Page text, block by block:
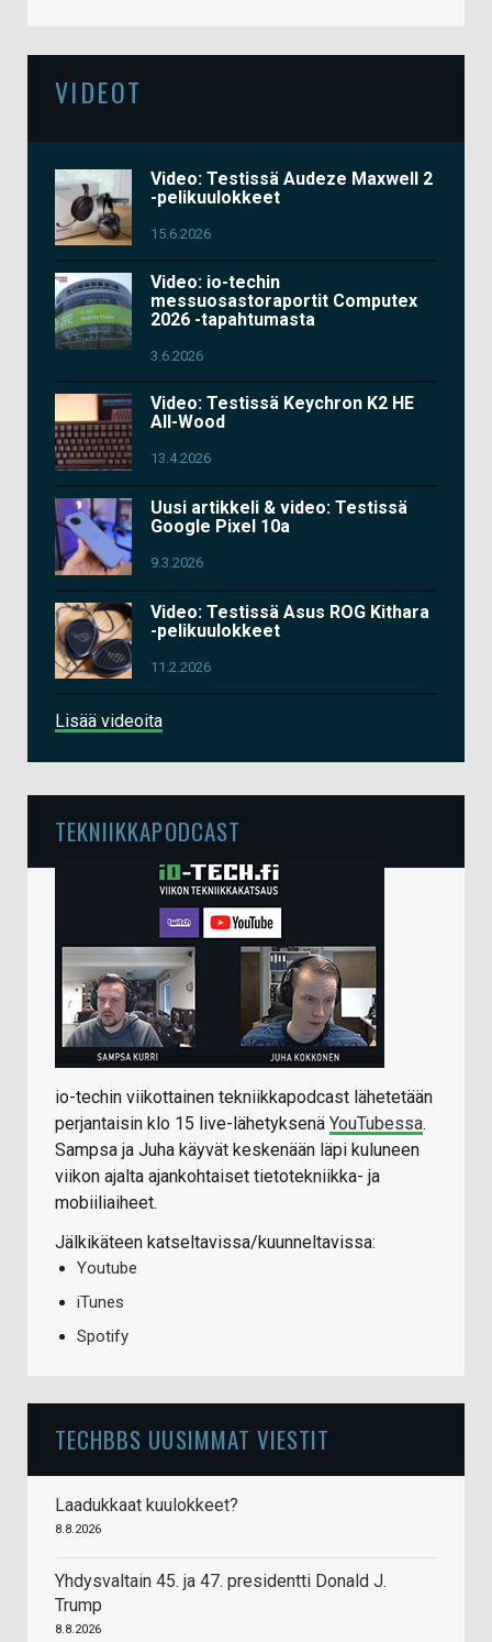
VIDEOT
Video: Testissä Audeze Maxwell 2
-pelikuulokkeet
15.6.2026
Video: io-techin
messuosastoraportit Computex
2026 -tapahtumasta
3.6.2026
Video: Testissä Keychron K2 HE
All-Wood
13.4.2026
Uusi artikkeli & video: Testissä
Google Pixel 10a
9.3.2026
Video: Testissä Asus ROG Kithara
-pelikuulokkeet
11.2.2026
Lisää videoita
TEKNIIKKAPODCAST
io-techin viikottainen tekniikkapodcast lähetetään
perjantaisin klo 15 live-lähetyksenä YouTubessa.
Sampsa ja Juha käyvät keskenään läpi kuluneen
viikon ajalta ajankohtaiset tietotekniikka- ja
mobiiliaiheet.
Jälkikäteen katseltavissa/kuunneltavissa:
Youtube
iTunes
Spotify
TECHBBS UUSIMMAT VIESTIT
Laadukkaat kuulokkeet?
8.8.2026
Yhdysvaltain 45. ja 47. presidentti Donald J.
Trump
8.8.2026